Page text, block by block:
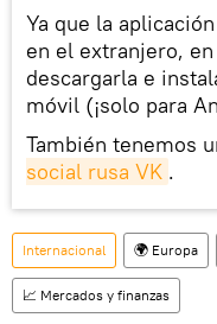
Ya que la
en el extranjero, en
descargarla e
móvil (¡solo para
También tenemos
social rusa VK .
Internacional 🌍 Europa
📈 Mercados y finanzas